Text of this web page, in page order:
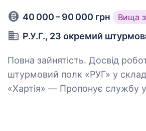
40 000 – 90 000 грн Вища
Р.У.Г., 23 окремий
Повна зайнятість. Досвід роботи
штурмовий полк «РУГ» у
«Хартія» — Пропонує службу у